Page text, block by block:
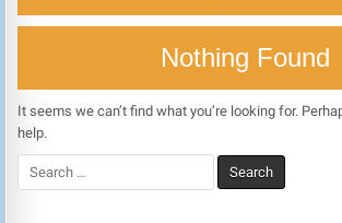
Nothing Found
It seems we can’t find what you’re looking for.
help.
Search
for: